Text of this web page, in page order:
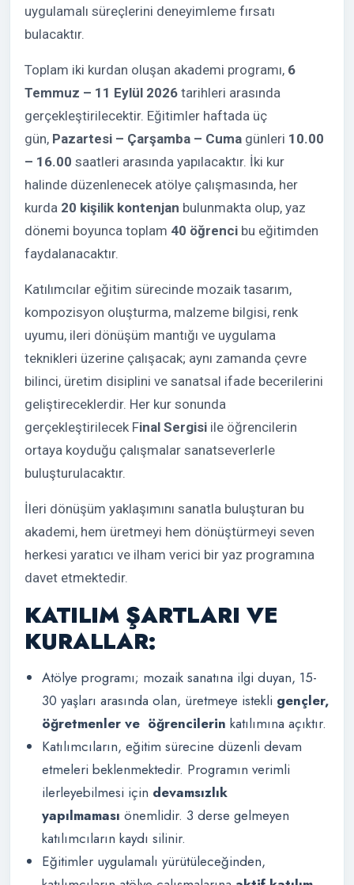
uygulamalı süreçlerini deneyimleme fırsatı
bulacaktır.
Toplam iki kurdan oluşan akademi programı, 6
Temmuz – 11 Eylül 2026 tarihleri arasında
gerçekleştirilecektir. Eğitimler haftada üç
gün, Pazartesi – Çarşamba – Cuma günleri 10.00
– 16.00 saatleri arasında yapılacaktır. İki kur
halinde düzenlenecek atölye çalışmasında, her
kurda 20 kişilik kontenjan bulunmakta olup, yaz
dönemi boyunca toplam 40 öğrenci bu eğitimden
faydalanacaktır.
Katılımcılar eğitim sürecinde mozaik tasarım,
kompozisyon oluşturma, malzeme bilgisi, renk
uyumu, ileri dönüşüm mantığı ve uygulama
teknikleri üzerine çalışacak; aynı zamanda çevre
bilinci, üretim disiplini ve sanatsal ifade becerilerini
geliştireceklerdir. Her kur sonunda
gerçekleştirilecek Final Sergisi ile öğrencilerin
ortaya koyduğu çalışmalar sanatseverlerle
buluşturulacaktır.
İleri dönüşüm yaklaşımını sanatla buluşturan bu
akademi, hem üretmeyi hem dönüştürmeyi seven
herkesi yaratıcı ve ilham verici bir yaz programına
davet etmektedir.
KATILIM ŞARTLARI VE
KURALLAR:
Atölye programı; mozaik sanatına ilgi duyan, 15-
30 yaşları arasında olan, üretmeye istekli gençler,
öğretmenler ve öğrencilerin katılımına açıktır.
Katılımcıların, eğitim sürecine düzenli devam
etmeleri beklenmektedir. Programın verimli
ilerleyebilmesi için devamsızlık
yapılmaması önemlidir. 3 derse gelmeyen
katılımcıların kaydı silinir.
Eğitimler uygulamalı yürütüleceğinden,